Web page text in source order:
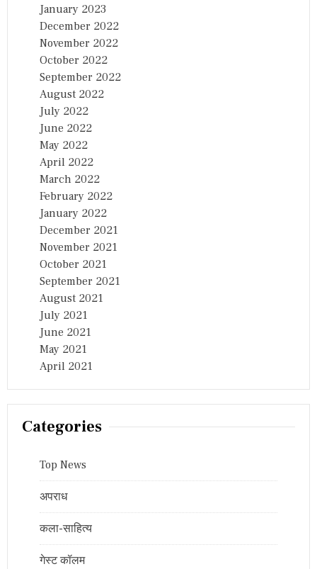
January 2023
December 2022
November 2022
October 2022
September 2022
August 2022
July 2022
June 2022
May 2022
April 2022
March 2022
February 2022
January 2022
December 2021
November 2021
October 2021
September 2021
August 2021
July 2021
June 2021
May 2021
April 2021
Categories
Top News
अपराध
कला-साहित्य
गेस्ट कॉलम